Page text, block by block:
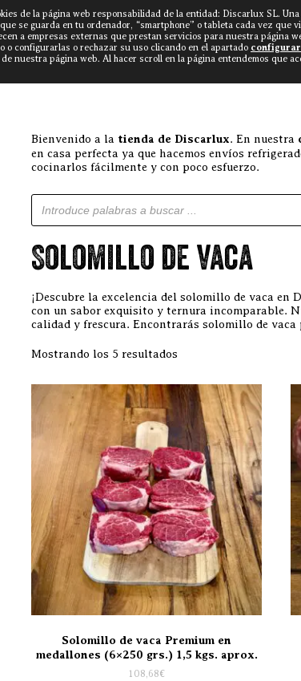
FISTERRA BOVINE WORLD▼ CONTACTO
Bienvenido a la tienda de Discarlux. En nuestra
en casa perfecta ya que hacemos envíos
cocinarlos fácilmente y con poco esfuerzo.
Búsqueda de productos
Solomillo de vaca
¡Descubre la excelencia del solomillo de vaca
con un sabor exquisito y ternura incomparable.
calidad y frescura. Encontrarás solomillo de
Mostrando los 5 resultados
Solomillo de vaca Premium en
medallones (6×250 grs.) 1,5 kgs. aprox.
108,68€
de la página web responsabilidad de la entidad: Discarlux SL. Una
se guarda en tu ordenador, “smartphone” o tableta cada vez que
a empresas externas que prestan servicios para nuestra página
o configurarlas o rechazar su uso clicando en el apartado
de nuestra página web. Al hacer scroll en la página entendemos que